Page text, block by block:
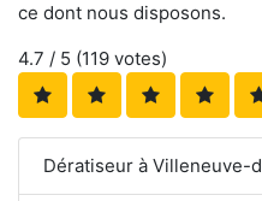
ce dont nous disposons.
4.7 / 5 (119 votes)
Dératiseur à Villeneuve-